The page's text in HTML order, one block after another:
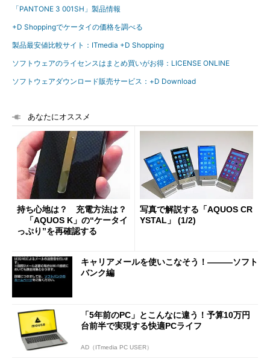
「PANTONE 3 001SH」製品情報
+D Shoppingでケータイの価格を調べる
製品最安値比較サイト：ITmedia +D Shopping
ソフトウェアのライセンスはまとめ買いがお得：LICENSE ONLINE
ソフトウェアダウンロード販売サービス：+D Download
あなたにオススメ
持ち心地は？ 充電方法は？
「AQUOS K」の“ケータイ
っぷり”を再確認する
写真で解説する「AQUOS CR
YSTAL」 (1/2)
キャリアメールを使いこなそう！―――ソフト
バンク編
「5年前のPC」とこんなに違う！予算10万円
台前半で実現する快適PCライフ
AD（ITmedia PC USER）